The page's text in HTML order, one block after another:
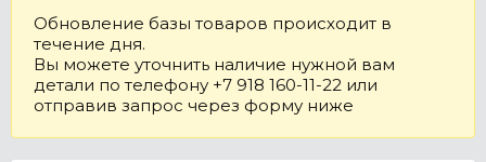
Обновление базы товаров происходит в
течение дня.
Вы можете уточнить наличие нужной вам
детали по телефону +7 918 160-11-22 или
отправив запрос через форму ниже